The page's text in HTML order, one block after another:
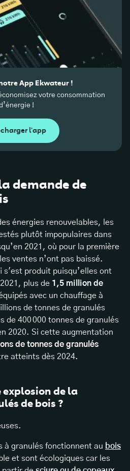
App Ekwateur !
votre consommation
!
l'app
demande de
énergies renouvelables, les
plutôt impopulaires dans
2021, où pour la première
ventes n’ont pas baissé.
s'est produit puisqu’elles ont
plus de 1,5 million de
avec un chauffage à
de tonnes de granulés
de 400 000 tonnes de granulés
2020. Si cette augmentation
de tonnes de granulés
atteints dès 2024.
de la
de bois ?
à granulés fonctionnent au bois
et sont écologiques car les